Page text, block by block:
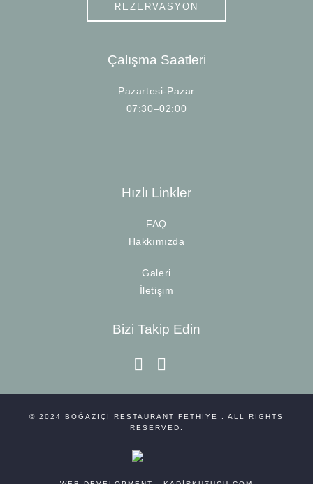
REZERVASYON
Çalışma Saatleri
Pazartesi-Pazar
07:30–02:00
Hızlı Linkler
FAQ
Hakkımızda
Galeri
İletişim
Bizi Takip Edin
instagram
© 2024 BOĞAZIÇI RESTAURANT FETHIYE
. ALL RIGHTS
RESERVED.